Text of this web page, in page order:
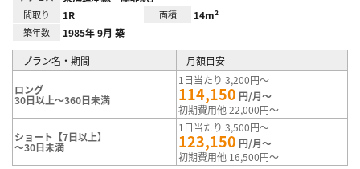
間取り 1R 面積 14m²
築年数 1985年 9月 築
プラン名・期間 月額目安
ロング
30日以上～360日未満
1日当たり 3,200円～
114,150 円/月～
初期費用他 22,000円～
ショート【7日以上】
～30日未満
1日当たり 3,500円～
123,150 円/月～
初期費用他 16,500円～